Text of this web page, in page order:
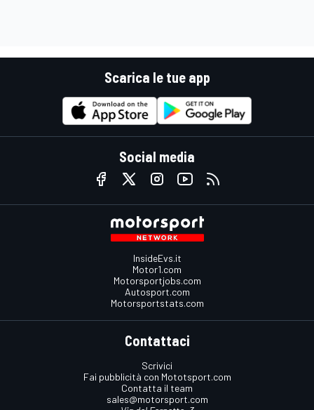
Scarica le tue app
Social media
InsideEvs.it
Motor1.com
Motorsportjobs.com
Autosport.com
Motorsportstats.com
Contattaci
Scrivici
Fai pubblicità con Mototsport.com
Contatta il team
sales@motorsport.com